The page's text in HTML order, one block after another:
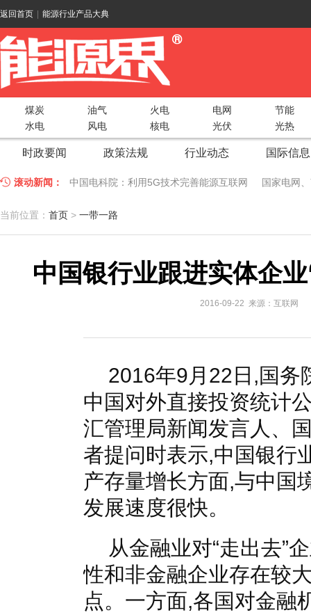
返回首页 能源行业产品大典
煤炭 油气 火电 电网
节能
水电
风电 核电 光伏 光热
时政要闻 政策法规 行业动态 国际信息
滚动新闻： 中国电科院：利用5G技术完善能源互联网 国家电网
江苏车牛山岛智能微电网验收投运
因储能而智慧，为储能而创新——第五届国际储能峰会
低温冷凝技术助力大气污染防治，打造清洁型绿色工业
当前位置： 首页 > 一带一路
中国银行业跟进实体企
2016-09-22 来源：互联网
2016年9月22日,国务
中国对外直接投资统计
汇管理局新闻发言人、
者提问时表示,中国银行
产存量增长方面,与中国
发展速度很快。
从金融业对“走出去”
性和非金融企业存在较
点。一方面,各国对金融